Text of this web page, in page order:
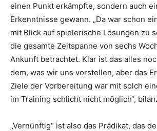
einen Punkt erkämpfte, sondern auch
Erkenntnisse gewann. „Da war schon
mit Blick auf spielerische Lösungen zu
die gesamte Zeitspanne von sechs
Ankunft betrachtet. Klar ist das alles
dem, was wir uns vorstellen, aber das
Ziele der Vorbereitung war mit solch
im Training schlicht nicht möglich“,
„Vernünftig“ ist also das Prädikat, das